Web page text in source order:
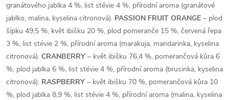
granátového jablka 4 %, list stévie 4 %, přírodní aroma (granátové
jablko, malina, kyselina citronová). PASSION FRUIT ORANGE – plod
šípku 49,5 %, květ ibišku 20 %, plod pomeranče 15 %, červená řepa
3 %, list stévie 2 %, přírodní aroma (marakuja, mandarinka, kyselina
citronová). CRANBERRY – květ ibišku 76,4 %, pomerančová kůra 6
%, plod jablka 6 %, list stévie 4 %, přírodní aroma (brusinka, kyselina
citronová). RASPBERRY – květ ibišku 70 %, pomerančová kůra 10
%, plod jablka 8,9 %, list stévie 4 %, přírodní aroma (malina, kyselina